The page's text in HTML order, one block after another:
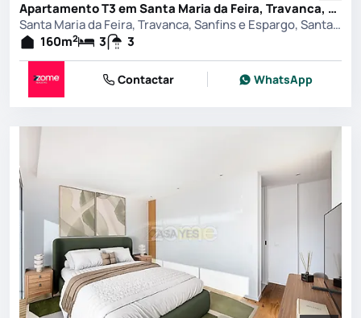
Apartamento T3 em Santa Maria da Feira, Travanca, Sanfins e Espargo, Santa Maria da Feira
Santa Maria da Feira, Travanca, Sanfins e Espargo, Santa Maria da Feira
160m2 3 3
Contactar WhatsApp